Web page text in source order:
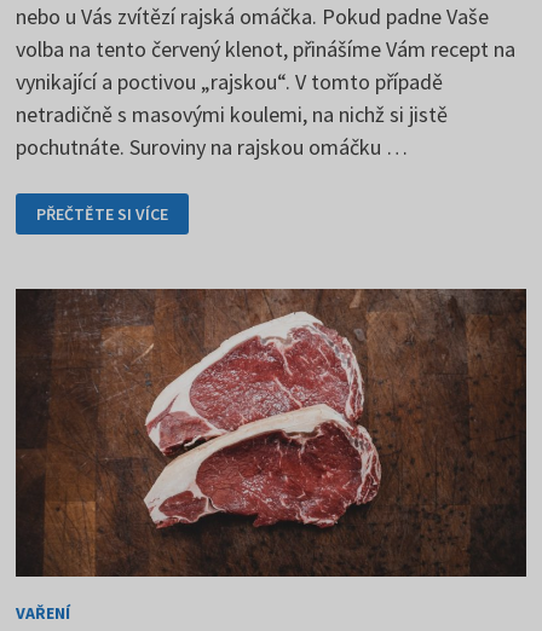
nebo u Vás zvítězí rajská omáčka. Pokud padne Vaše
volba na tento červený klenot, přinášíme Vám recept na
vynikající a poctivou „rajskou“. V tomto případě
netradičně s masovými koulemi, na nichž si jistě
pochutnáte. Suroviny na rajskou omáčku …
RAJSKÁ
OMÁČKA
–
PŘÍPRAVOU
NEJDÁL
DOJDEŠ
PŘEČTĚTE SI VÍCE
VAŘENÍ